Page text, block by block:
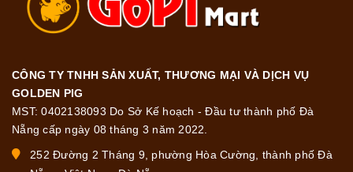
CÔNG TY TNHH SẢN XUẤT, THƯƠNG MẠI VÀ DỊCH VỤ
GOLDEN PIG
MST: 0402138093 Do Sở Kế hoạch - Đầu tư thành phố Đà
Nẵng cấp ngày 08 tháng 3 năm 2022.
252 Đường 2 Tháng 9, phường Hòa Cường, thành phố Đà